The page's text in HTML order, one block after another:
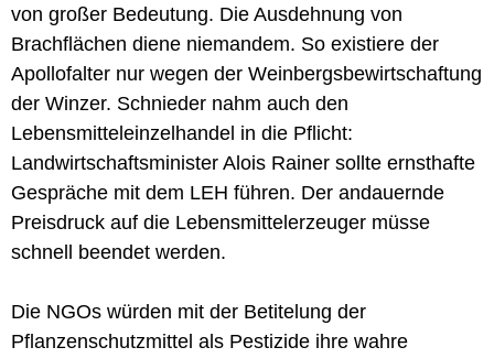
von großer Bedeutung. Die Ausdehnung von
Brachflächen diene niemandem. So existiere der
Apollofalter nur wegen der Weinbergsbewirtschaftung
der Winzer. Schnieder nahm auch den
Lebensmitteleinzelhandel in die Pflicht:
Landwirtschaftsminister Alois Rainer sollte ernsthafte
Gespräche mit dem LEH führen. Der andauernde
Preisdruck auf die Lebensmittelerzeuger müsse
schnell beendet werden.
Die NGOs würden mit der Betitelung der
Pflanzenschutzmittel als Pestizide ihre wahre